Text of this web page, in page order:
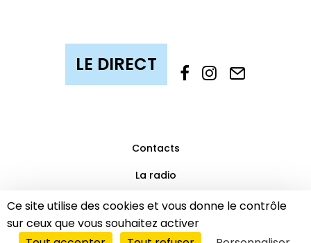
Ce site utilise des cookies et vous donne le contrôle
sur ceux que vous souhaitez activer
Contacts
La radio
Mentions légales
Partenaires